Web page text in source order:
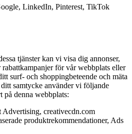
LinkedIn, Pinterest, TikTok
tjänster kan vi visa dig annonser,
för vår webbplats eller
surf- och shoppingbeteende och mäta
samtycke använder vi följande
på denna webbplats:
creativecdn.com
produktrekommendationer, Ads